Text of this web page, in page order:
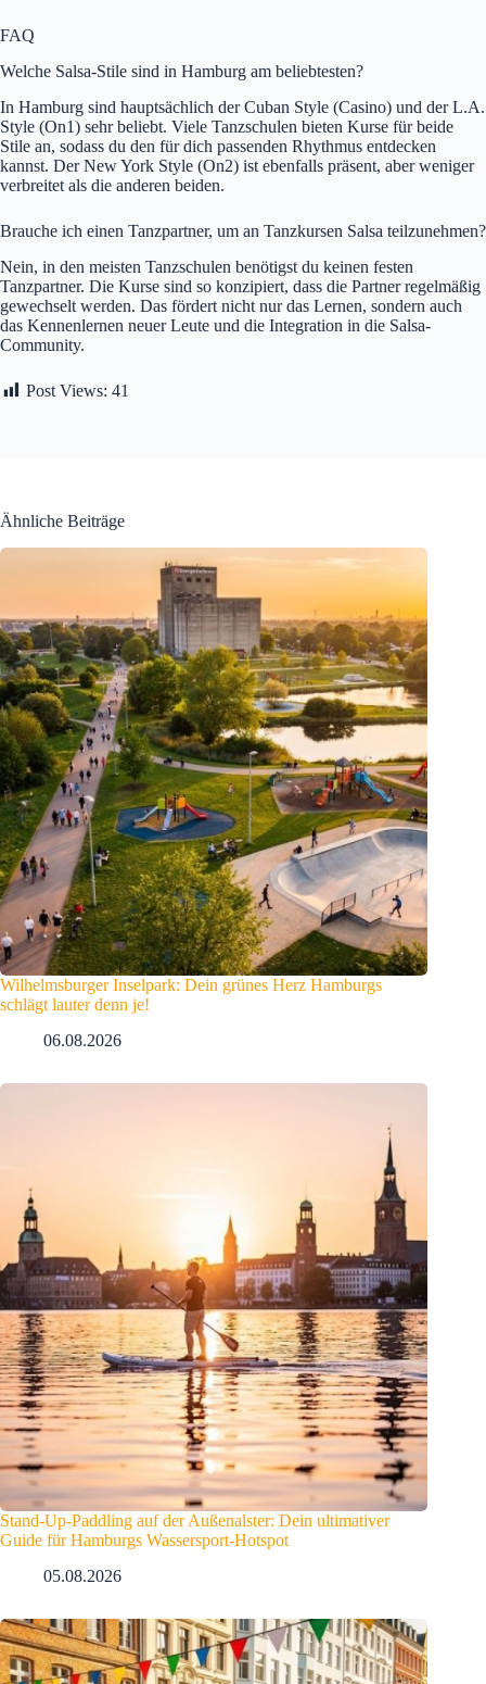
FAQ
Welche Salsa-Stile sind in Hamburg am beliebtesten?
In Hamburg sind hauptsächlich der Cuban Style (Casino) und der L.A.
Style (On1) sehr beliebt. Viele Tanzschulen bieten Kurse für beide
Stile an, sodass du den für dich passenden Rhythmus entdecken
kannst. Der New York Style (On2) ist ebenfalls präsent, aber weniger
verbreitet als die anderen beiden.
Brauche ich einen Tanzpartner, um an Tanzkursen Salsa teilzunehmen?
Nein, in den meisten Tanzschulen benötigst du keinen festen
Tanzpartner. Die Kurse sind so konzipiert, dass die Partner regelmäßig
gewechselt werden. Das fördert nicht nur das Lernen, sondern auch
das Kennenlernen neuer Leute und die Integration in die Salsa-
Community.
Post Views: 41
Ähnliche Beiträge
Wilhelmsburger Inselpark: Dein grünes Herz Hamburgs
schlägt lauter denn je!
06.08.2026
Stand-Up-Paddling auf der Außenalster: Dein ultimativer
Guide für Hamburgs Wassersport-Hotspot
05.08.2026